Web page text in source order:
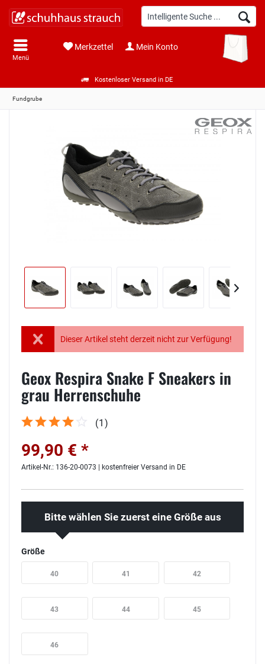
Kostenloser Versand in DE
Menü
Merkzettel Mein Konto
Fundgrube
Dieser Artikel steht derzeit nicht zur Verfügung!
Geox Respira Snake F Sneakers in
grau Herrenschuhe
(1 )
99,90 € *
Artikel-Nr.: 136-20-0073 | kostenfreier Versand in DE
Bitte wählen Sie zuerst eine Größe aus
Größe
40 41 42
43 44 45
46